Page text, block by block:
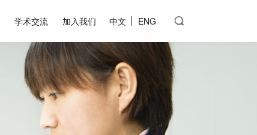
学术交流 加入我们 中文 ENG